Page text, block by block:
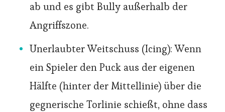
ab und es gibt Bully außerhalb der
Angriffszone.
Unerlaubter Weitschuss (Icing): Wenn
ein Spieler den Puck aus der eigenen
Hälfte (hinter der Mittellinie) über die
gegnerische Torlinie schießt, ohne dass